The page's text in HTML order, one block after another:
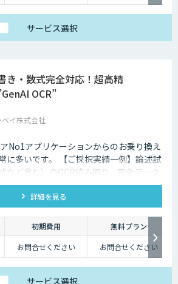
サービス選択
き・数式完全対応！超高精
OCR”
ベイ株式会社
No1アプリケーションからのお乗り換え
に多いです。 【ご採択実績一例】論述試
など含む）のOCR読み取り、完全データ
詳細を見る
初期費用
無料プラン
お問合せください お問合せください
サービス選択